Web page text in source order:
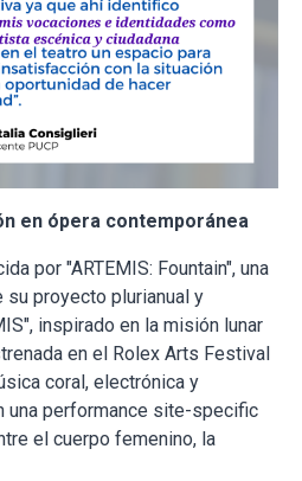
en ópera contemporánea
por "ARTEMIS: Fountain", una
proyecto plurianual y
inspirado en la misión lunar
en el Rolex Arts Festival
coral, electrónica y
una performance site-specific
el cuerpo femenino, la